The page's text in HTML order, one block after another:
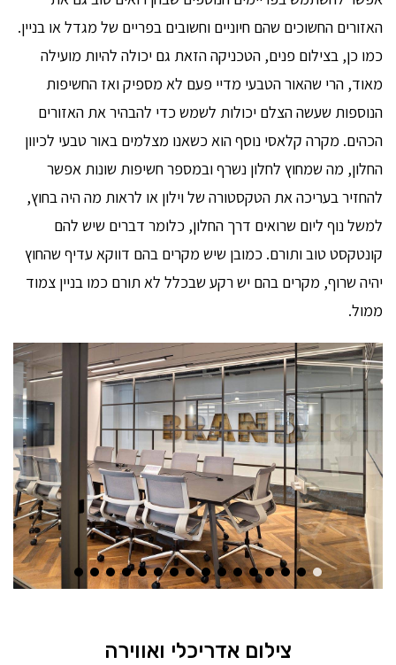
האזורים החשוכים שהם חיוניים וחשובים בפריים של מגדל או בניין.
כמו כן, בצילום פנים, הטכניקה הזאת גם יכולה להיות מועילה
מאוד, הרי שהאור הטבעי מדיי פעם לא מספיק ואז החשיפות
הנוספות שעשה הצלם יכולות לשמש כדי להבהיר את האזורים
הכהים. מקרה קלאסי נוסף הוא כשאנו מצלמים באור טבעי לכיוון
החלון, מה שמחוץ לחלון נשרף ובמספר חשיפות שונות אפשר
להחזיר בעריכה את הטקסטורה של וילון או לראות מה היה בחוץ,
למשל נוף ליום שרואים דרך החלון, כלומר דברים שיש להם
קונטקסט טוב ותורם. כמובן שיש מקרים בהם דווקא עדיף שהחוץ
יהיה שרוף, מקרים בהם יש רקע שבכלל לא תורם כמו בניין צמוד
ממול.
צילום אדריכלי ואווירה